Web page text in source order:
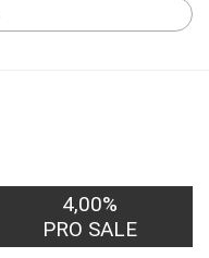
4,00%
PRO SALE